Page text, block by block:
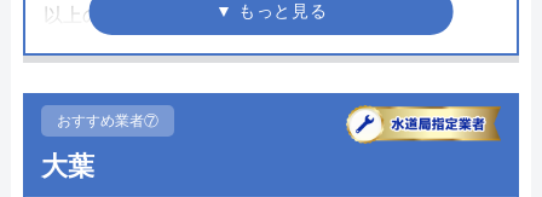
以上の豊富な実績があります。
しています。撤去処分・取り付け・給排水の工事・
自社工事保証・アフターサポート、全部含めた安心
のコミコミ価格です。江南市・一宮市・木曽川町・
おすすめ業者⑦
大葉